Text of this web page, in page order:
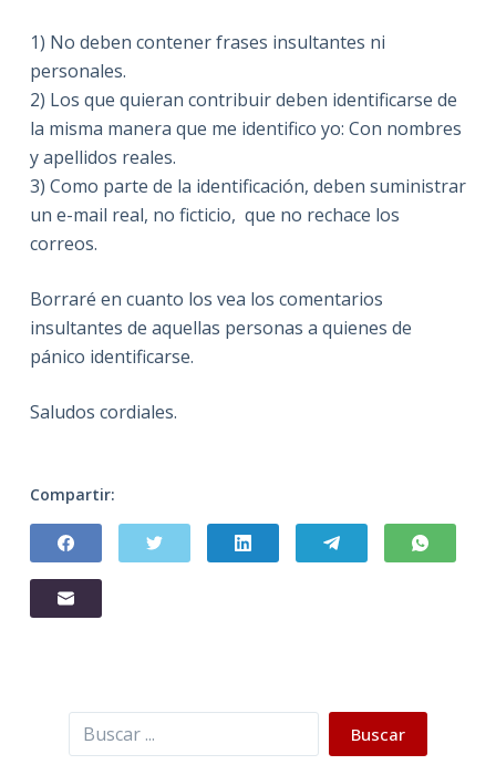
1) No deben contener frases insultantes ni
personales.
2) Los que quieran contribuir deben identificarse de
la misma manera que me identifico yo: Con nombres
y apellidos reales.
3) Como parte de la identificación, deben suministrar
un e-mail real, no ficticio, que no rechace los
correos.
Borraré en cuanto los vea los comentarios
insultantes de aquellas personas a quienes de
pánico identificarse.
Saludos cordiales.
Compartir:
Buscar Buscar